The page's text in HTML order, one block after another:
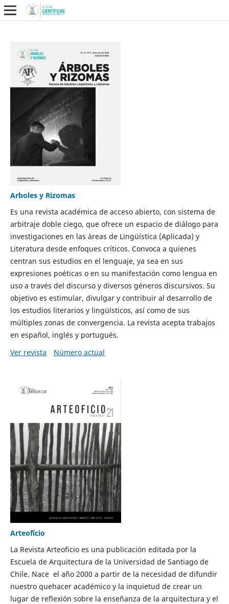
Arboles y Rizomas
Es una revista académica de acceso abierto, con sistema de
arbitraje doble ciego, que ofrece un espacio de diálogo para
investigaciones en las áreas de Lingüística (Aplicada) y
Literatura desde enfoques críticos. Convoca a quienes
centran sus estudios en el lenguaje, ya sea en sus
expresiones poéticas o en su manifestación como lengua en
uso a través del discurso y diversos géneros discursivos. Su
objetivo es estimular, divulgar y contribuir al desarrollo de
los estudios literarios y lingüísticos, así como de sus
múltiples zonas de convergencia. La revista acepta trabajos
en español, inglés y portugués.
Ver revista
Número actual
Arteoficio
La Revista Arteoficio es una publicación editada por la
Escuela de Arquitectura de la Universidad de Santiago de
Chile. Nace el año 2000 a partir de la necesidad de difundir
nuestro quehacer académico y la inquietud de crear un
lugar de reflexión sobre la enseñanza de la arquitectura y el